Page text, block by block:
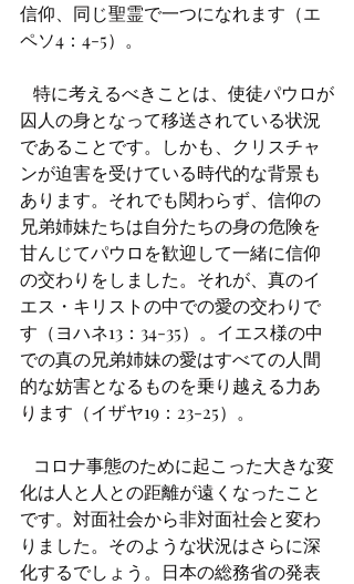
信仰、同じ聖霊で一つになれます（エ
ペソ4：4-5）。
囚人の身となって移送されている状況
であることです。しかも、クリスチャ
ンが迫害を受けている時代的な背景も
あります。それでも関わらず、信仰の
兄弟姉妹たちは自分たちの身の危険を
甘んじてパウロを歓迎して一緒に信仰
の交わりをしました。それが、真のイ
エス・キリストの中での愛の交わりで
す（ヨハネ13：34-35）。イエス様の中
での真の兄弟姉妹の愛はすべての人間
的な妨害となるものを乗り越える力あ
ります（イザヤ19：23-25）。
化は人と人との距離が遠くなったこと
です。対面社会から非対面社会と変わ
りました。そのような状況はさらに深
化するでしょう。日本の総務省の発表